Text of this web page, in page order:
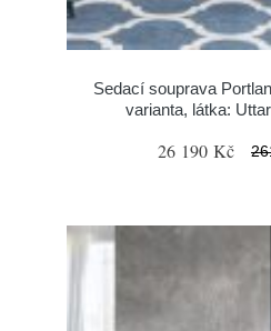
Sedací souprava
varianta, látka:
26 190 Kč